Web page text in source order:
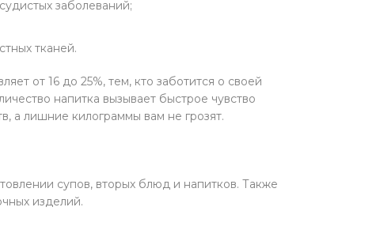
заболеваний;
тканей.
от 16 до 25%, тем, кто заботится о своей
напитка вызывает быстрое чувство
а лишние килограммы вам не грозят.
супов, вторых блюд и напитков. Также
изделий.